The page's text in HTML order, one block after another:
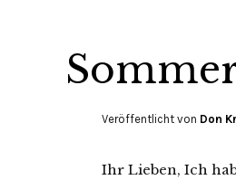
Veröffentlicht von Don
Ihr Lieben, Ich